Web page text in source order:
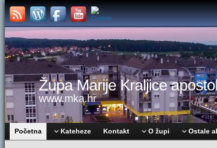
Župa Marije Kraljice
www.mka.hr
Početna Kateheze Kontakt O župi Ostale